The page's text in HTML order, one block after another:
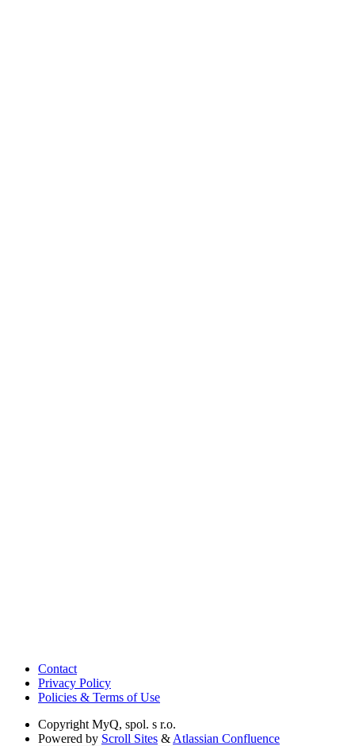
Contact
Privacy Policy
Policies & Terms of Use
Copyright MyQ, spol. s r.o.
Powered by Scroll Sites & Atlassian Confluence